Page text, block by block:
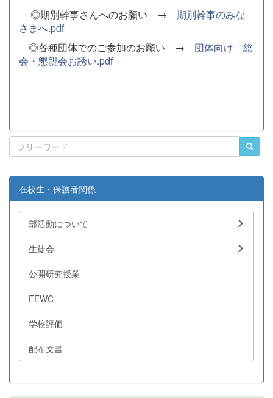
◎期別幹事さんへのお願い → 期別幹事のみな
さまへ.pdf
◎各種団体でのご参加のお願い → 団体向け 総
会・懇親会お誘い.pdf
在校生・保護者関係
部活動について
生徒会
公開研究授業
FEWC
学校評価
配布文書